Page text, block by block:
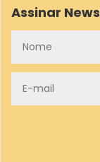
Assinar